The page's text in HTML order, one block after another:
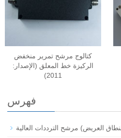
كتالوج مرشح تمرير منخفض
الركيزة خط المعلق (الإصدار:
2011)
فهرس